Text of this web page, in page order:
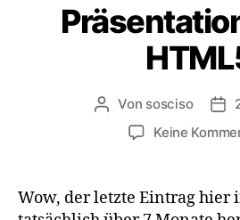
Beitragsautor
Von sosciso
Keine
Wow, der letzte Eintrag hier